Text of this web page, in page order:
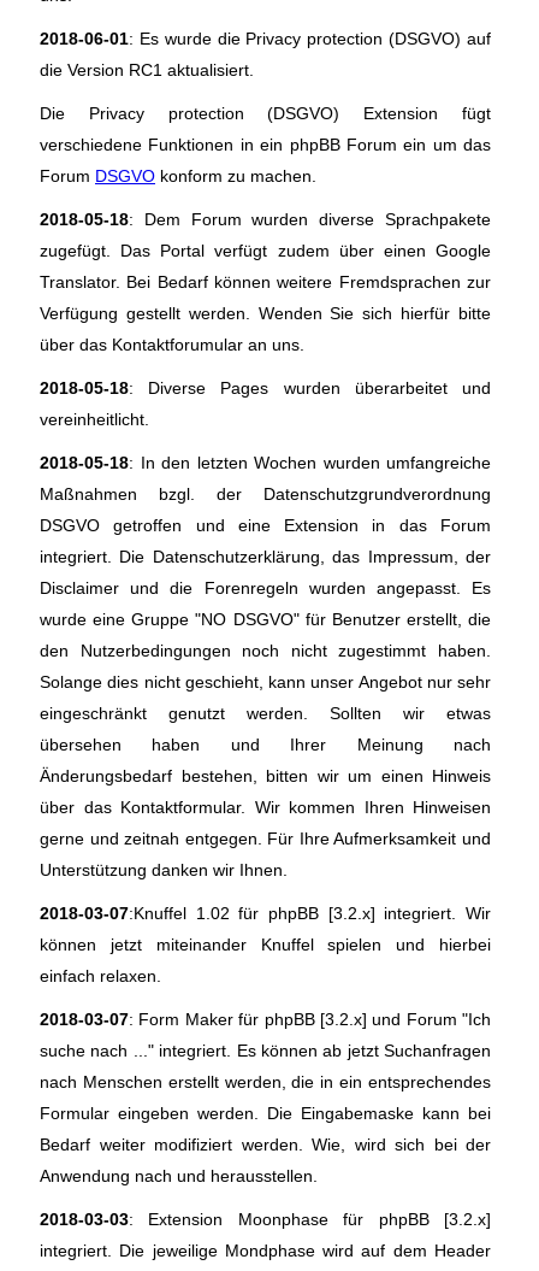
2018-06-01: Es wurde die Privacy protection (DSGVO) auf
die Version RC1 aktualisiert.
Die Privacy protection (DSGVO) Extension fügt
verschiedene Funktionen in ein phpBB Forum ein um das
Forum DSGVO konform zu machen.
2018-05-18: Dem Forum wurden diverse Sprachpakete
zugefügt. Das Portal verfügt zudem über einen Google
Translator. Bei Bedarf können weitere Fremdsprachen zur
Verfügung gestellt werden. Wenden Sie sich hierfür bitte
über das Kontaktforumular an uns.
2018-05-18: Diverse Pages wurden überarbeitet und
vereinheitlicht.
2018-05-18: In den letzten Wochen wurden umfangreiche
Maßnahmen bzgl. der Datenschutzgrundverordnung
DSGVO getroffen und eine Extension in das Forum
integriert. Die Datenschutzerklärung, das Impressum, der
Disclaimer und die Forenregeln wurden angepasst. Es
wurde eine Gruppe "NO DSGVO" für Benutzer erstellt, die
den Nutzerbedingungen noch nicht zugestimmt haben.
Solange dies nicht geschieht, kann unser Angebot nur sehr
eingeschränkt genutzt werden. Sollten wir etwas
übersehen haben und Ihrer Meinung nach
Änderungsbedarf bestehen, bitten wir um einen Hinweis
über das Kontaktformular. Wir kommen Ihren Hinweisen
gerne und zeitnah entgegen. Für Ihre Aufmerksamkeit und
Unterstützung danken wir Ihnen.
2018-03-07:Knuffel 1.02 für phpBB [3.2.x] integriert. Wir
können jetzt miteinander Knuffel spielen und hierbei
einfach relaxen.
2018-03-07: Form Maker für phpBB [3.2.x] und Forum "Ich
suche nach ..." integriert. Es können ab jetzt Suchanfragen
nach Menschen erstellt werden, die in ein entsprechendes
Formular eingeben werden. Die Eingabemaske kann bei
Bedarf weiter modifiziert werden. Wie, wird sich bei der
Anwendung nach und herausstellen.
2018-03-03: Extension Moonphase für phpBB [3.2.x]
integriert. Die jeweilige Mondphase wird auf dem Header